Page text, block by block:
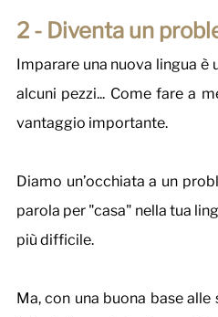
2 - Diventa un
Imparare una nuova lingua
alcuni pezzi... Come fare a
vantaggio importante.
Diamo un’occhiata a un
parola per "casa" nella tua
più difficile.
Ma, con una buona base